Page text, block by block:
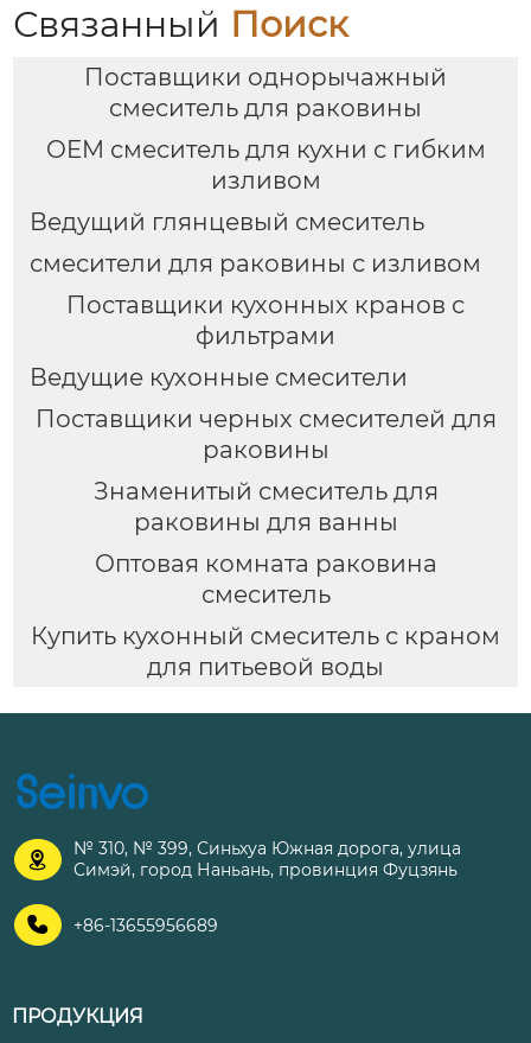
Связанный Поиск
Поставщики однорычажный
смеситель для раковины
OEM смеситель для кухни с гибким
изливом
Ведущий глянцевый смеситель
смесители для раковины с изливом
Поставщики кухонных кранов с
фильтрами
Ведущие кухонные смесители
Поставщики черных смесителей для
раковины
Знаменитый смеситель для
раковины для ванны
Оптовая комната раковина
смеситель
Купить кухонный смеситель с краном
для питьевой воды

№ 310, № 399, Синьхуа Южная дорога, улица
Симэй, город Наньань, провинция Фуцзянь
 +86-13655956689
ПРОДУКЦИЯ